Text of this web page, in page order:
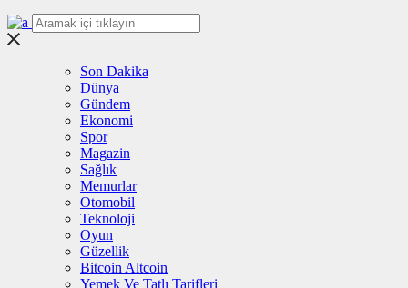
Son Dakika
Dünya
Gündem
Ekonomi
Spor
Magazin
Sağlık
Memurlar
Otomobil
Teknoloji
Oyun
Güzellik
Bitcoin Altcoin
Yemek Ve Tatlı Tarifleri